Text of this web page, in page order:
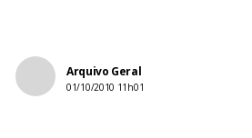
Arquivo Geral
01/10/2010 11h01